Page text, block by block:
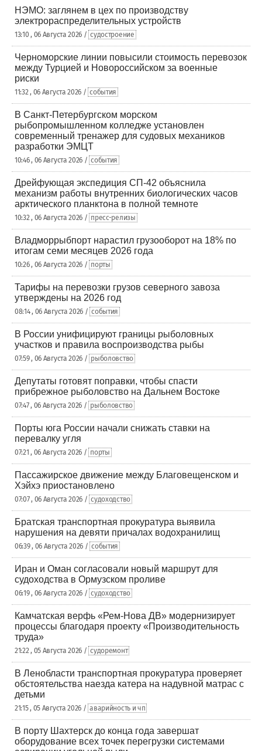
НЭМО: заглянем в цех по производству
электрораспределительных устройств
13:10 , 06 Августа 2026 / судостроение
Черноморские линии повысили стоимость перевозок
между Турцией и Новороссийском за военные
риски
11:32 , 06 Августа 2026 / события
В Санкт-Петербургском морском
рыбопромышленном колледже установлен
современный тренажер для судовых механиков
разработки ЭМЦТ
10:46 , 06 Августа 2026 / события
Дрейфующая экспедиция СП-42 объяснила
механизм работы внутренних биологических часов
арктического планктона в полной темноте
10:32 , 06 Августа 2026 / пресс-релизы
Владморрыбпорт нарастил грузооборот на 18% по
итогам семи месяцев 2026 года
10:26 , 06 Августа 2026 / порты
Тарифы на перевозки грузов северного завоза
утверждены на 2026 год
08:14 , 06 Августа 2026 / события
В России унифицируют границы рыболовных
участков и правила воспроизводства рыбы
07:59 , 06 Августа 2026 / рыболовство
Депутаты готовят поправки, чтобы спасти
прибрежное рыболовство на Дальнем Востоке
07:47 , 06 Августа 2026 / рыболовство
Порты юга России начали снижать ставки на
перевалку угля
07:21 , 06 Августа 2026 / порты
Пассажирское движение между Благовещенском и
Хэйхэ приостановлено
07:07 , 06 Августа 2026 / судоходство
Братская транспортная прокуратура выявила
нарушения на девяти причалах водохранилищ
06:39 , 06 Августа 2026 / события
Иран и Оман согласовали новый маршрут для
судоходства в Ормузском проливе
06:19 , 06 Августа 2026 / судоходство
Камчатская верфь «Рем-Нова ДВ» модернизирует
процессы благодаря проекту «Производительность
труда»
21:22 , 05 Августа 2026 / судоремонт
В Ленобласти транспортная прокуратура проверяет
обстоятельства наезда катера на надувной матрас с
детьми
21:15 , 05 Августа 2026 / аварийность и чп
В порту Шахтерск до конца года завершат
оборудование всех точек перегрузки системами